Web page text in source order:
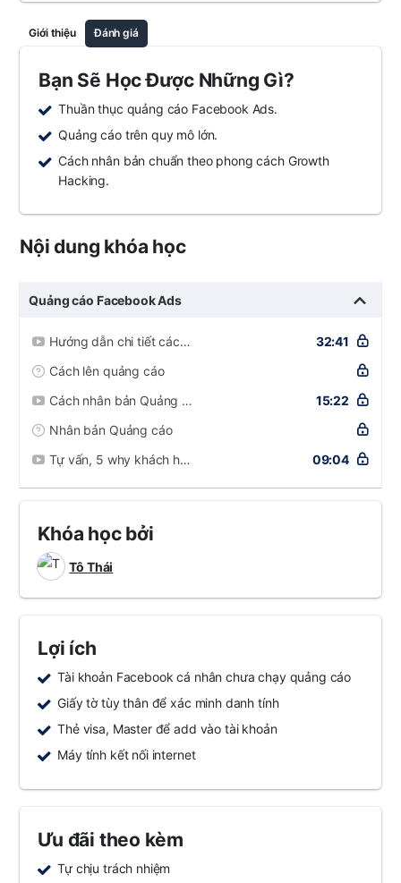
Giới thiệu Đánh giá
Bạn Sẽ Học Được Những Gì?
Thuần thục quảng cáo Facebook Ads.
Quảng cáo trên quy mô lớn.
Cách nhân bản chuẩn theo phong cách Growth
Hacking.
Nội dung khóa học
Quảng cáo Facebook Ads
Hướng dẫn chi tiết cách lên Quảng cáo Facebook Ads
32:41
Cách lên quảng cáo
Cách nhân bản Quảng cáo Facebook Ads
15:22
Nhân bản Quảng cáo
Tự vấn, 5 why khách hàng không click, inbox
09:04
Khóa học bởi
Tô Thái
Lợi ích
Tài khoản Facebook cá nhân chưa chạy quảng cáo
Giấy tờ tùy thân để xác minh danh tính
Thẻ visa, Master để add vào tài khoản
Máy tính kết nối internet
Ưu đãi theo kèm
Tự chịu trách nhiệm